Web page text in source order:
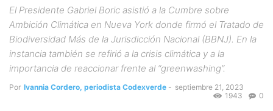
El Presidente Gabriel Boric asistió a la Cumbre sobre
Ambición Climática en Nueva York donde firmó el Tratado de
Biodiversidad Más de la Jurisdicción Nacional (BBNJ). En la
instancia también se refirió a la crisis climática y a la
importancia de reaccionar frente al “greenwashing”.
Por Ivannia Cordero, periodista Codexverde - septiembre 21, 2023
0
1943